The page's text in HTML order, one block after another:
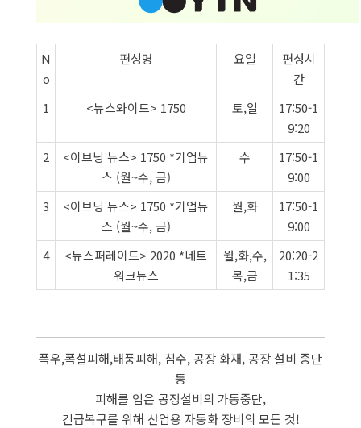
N
o
편성명 요일
편성시
간
1
<뉴스와이드> 1750 토,일
17:50-1
9:20
2
<이브닝 뉴스> 1750 *기업뉴
스 (월~수, 금)
수
17:50-1
9:00
3
<이브닝 뉴스> 1750 *기업뉴
스 (월~수, 금)
월,화
17:50-1
9:00
4
<뉴스퍼레이드> 2020 *네트
워크뉴스
월,화,수,
목,금
20:20-2
1:35
폭우,폭설피해,태풍피해, 침수, 공장 화재, 공장 설비 중단
등
피해를 입은 공장설비의 가동중단,
긴급복구를 위해 산업용 자동화 장비의 모든 것!